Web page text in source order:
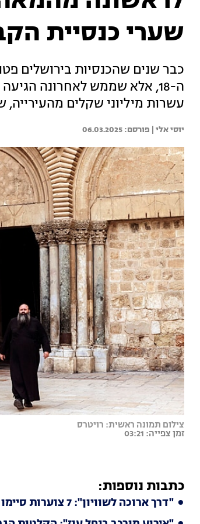
שערי כנסיית
כבר שנים שהכנסיות בירושלים
ה-18, אלא שממש לאחרונה
עשרות מיליוני שקלים
יוסי אלי | 06.03.2025
צילום תמונה ראשית: רויטרס
זמן צפייה: 03:21
כתבות נוספות:
"דרך ארוכה לשוויון": 7 צוערות סיימו את קורס החובלים היוקרתי